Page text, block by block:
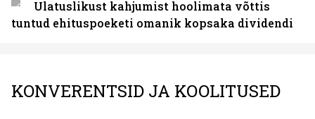
Ulatuslikust kahjumist hoolimata võttis
tuntud ehituspoeketi omanik kopsaka dividendi
KONVERENTSID JA KOOLITUSED